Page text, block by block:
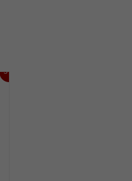
5%